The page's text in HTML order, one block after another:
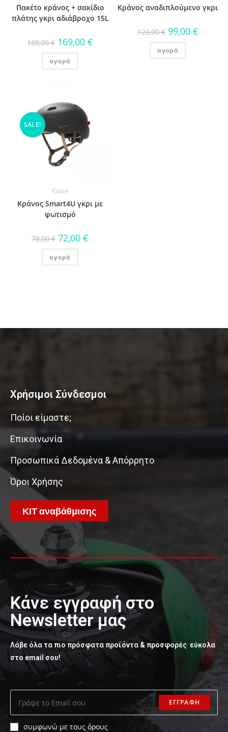
Πακέτο κράνος + σακίδιο
πλάτης γκρι αδιάβροχο 15L
188,00€ 169,00€
αγορά
Κράνος αναδιπλούμενο γκρι
120,00€ 99,00 €
αγορά
SALE!
Κράνη
Κράνος Smart4U γκρι με
φωτισμό
78,00€ 72,00€
αγορά
Χρήσιμοι Σύνδεσμοι
Ποίοι είμαστε;
Επικοινωνία
Προσωπικά Δεδομένα & Απόρρητο
Όροι Χρήσης
ΚΙΤ αναβάθμισης
Κάνε εγγραφή στο
Newsletter μας
Λάβε όλα τα πιο πρόσφατα προϊόντα & προσφορές εύκολα
στο email σου!
ΕΓΓΡΑΦΗ
συμφωνώ με τους όρους